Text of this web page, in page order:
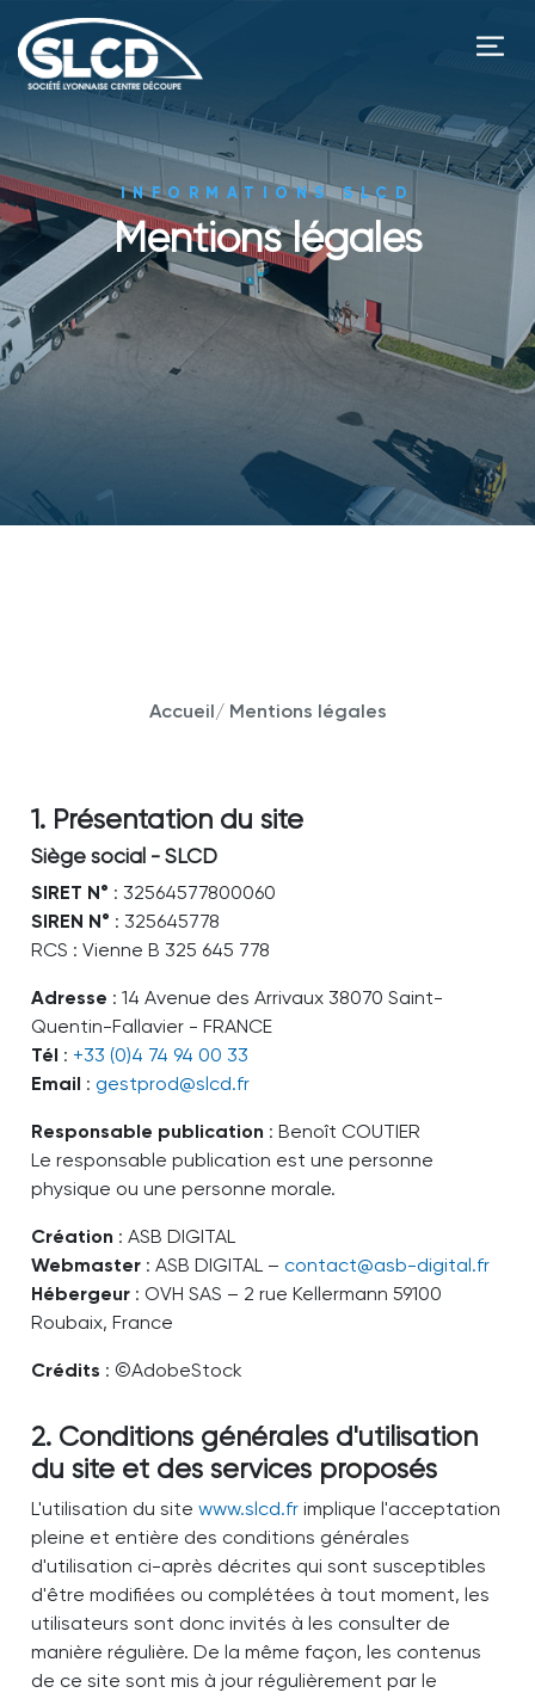
INFORMATIONS SLCD
Mentions légales
Accueil / Mentions légales
1. Présentation du site
Siège social - SLCD
SIRET N° : 32564577800060
SIREN N° : 325645778
RCS : Vienne B 325 645 778
Adresse : 14 Avenue des Arrivaux 38070 Saint-
Quentin-Fallavier - FRANCE
Tél
: +33 (0)4 74 94 00 33
Email
: gestprod@slcd.fr
Responsable publication : Benoît COUTIER
Le responsable publication est une personne
physique ou une personne morale.
Création : ASB DIGITAL
Webmaster : ASB DIGITAL – contact@asb-digital.fr
Hébergeur : OVH SAS – 2 rue Kellermann 59100
Roubaix, France
Crédits : ©AdobeStock
2. Conditions générales d'utilisation
du site et des services proposés
L'utilisation du sitewww.slcd.fr implique l'acceptation
pleine et entière des conditions générales
d'utilisation ci-après décrites qui sont susceptibles
d'être modifiées ou complétées à tout moment, les
utilisateurs sont donc invités à les consulter de
manière régulière. De la même façon, les contenus
de ce site sont mis à jour régulièrement par le